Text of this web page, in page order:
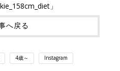
」
へ戻る
4歳～ Instagram